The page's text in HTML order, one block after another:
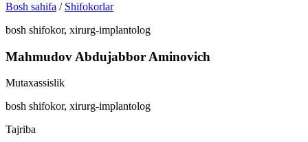
Bosh sahifa / Shifokorlar
bosh shifokor, xirurg-implantolog
Mahmudov Abdujabbor Aminovich
Mutaxassislik
bosh shifokor, xirurg-implantolog
Tajriba